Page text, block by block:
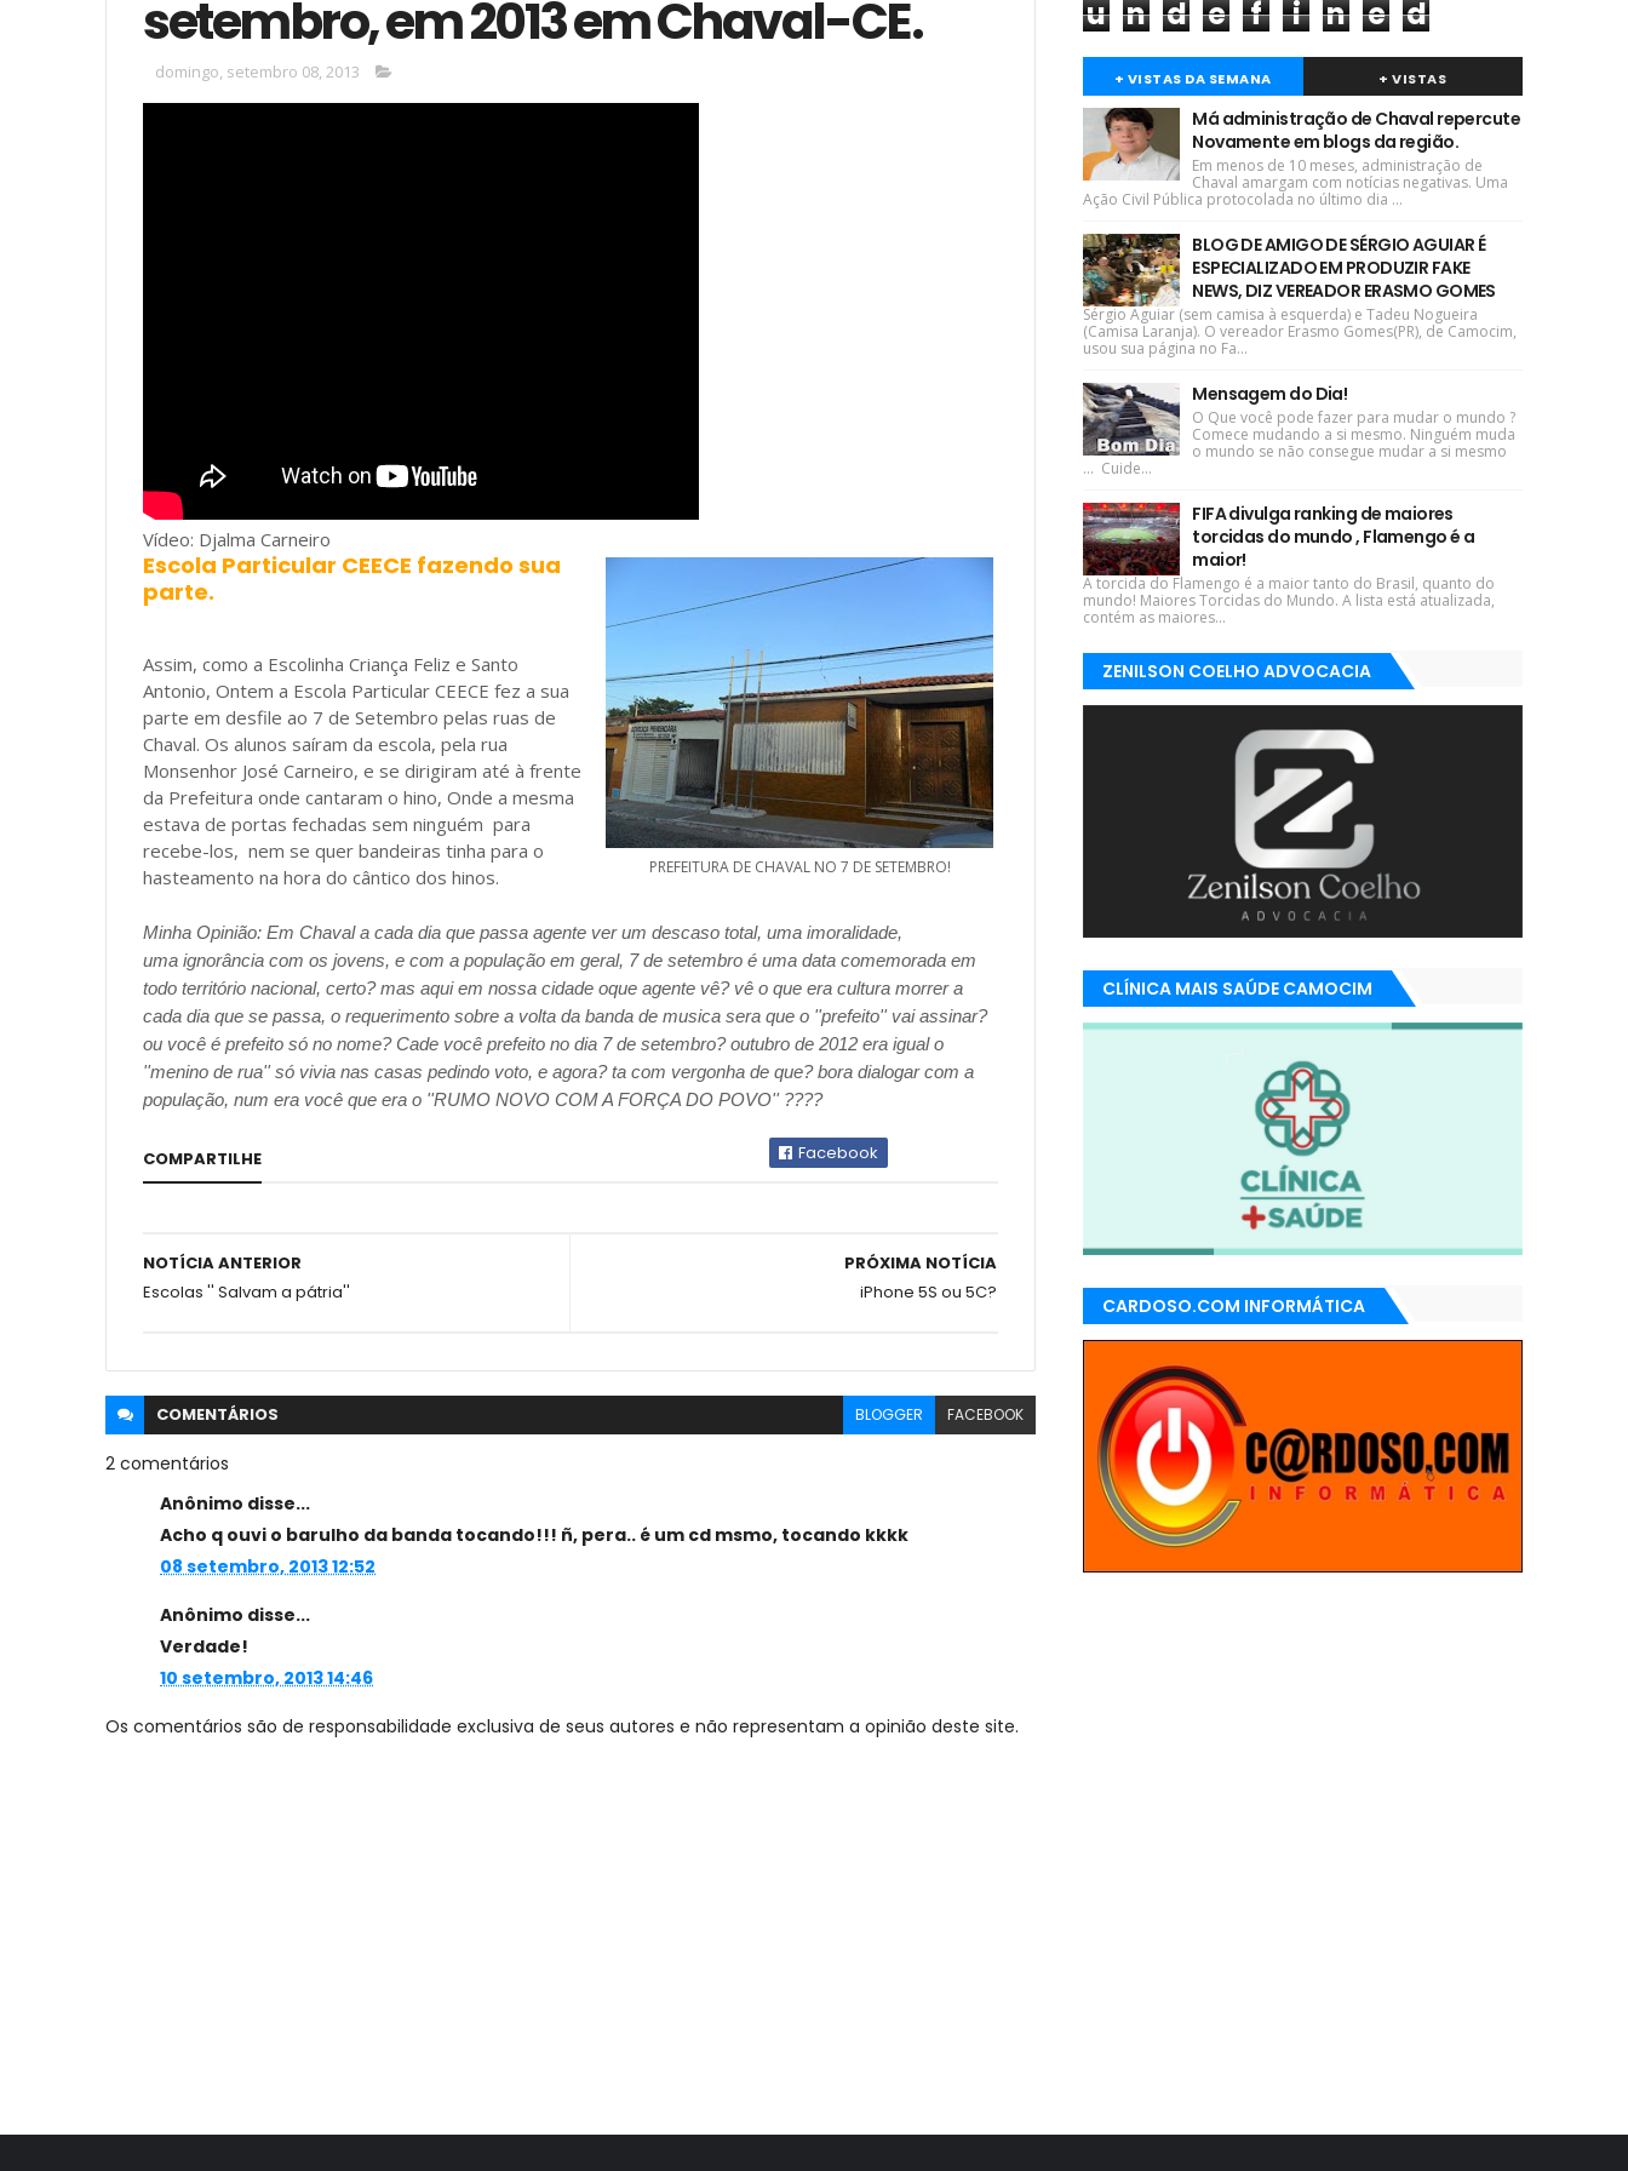
setembro, em 2013 em Chaval-CE.
domingo, setembro 08, 2013
Vídeo: Djalma Carneiro
PREFEITURA DE CHAVAL NO 7 DE SETEMBRO!
Escola Particular CEECE fazendo sua
parte.
Assim, como a Escolinha Criança Feliz e Santo
Antonio, Ontem a Escola Particular CEECE fez a sua
parte em desfile ao 7 de Setembro pelas ruas de
Chaval. Os alunos saíram da escola, pela rua
Monsenhor José Carneiro, e se dirigiram até à frente
da Prefeitura onde cantaram o hino, Onde a mesma
estava de portas fechadas sem ninguém para
recebe-los, nem se quer bandeiras tinha para o
hasteamento na hora do cântico dos hinos.
Minha Opinião: Em Chaval a cada dia que passa agente ver um descaso total, uma imoralidade,
uma ignorância com os jovens, e com a população em geral, 7 de setembro é uma data comemorada em
todo território nacional, certo? mas aqui em nossa cidade oque agente vê? vê o que era cultura morrer a
cada dia que se passa, o requerimento sobre a volta da banda de musica sera que o ''prefeito'' vai assinar?
ou você é prefeito só no nome? Cade você prefeito no dia 7 de setembro? outubro de 2012 era igual o
''menino de rua'' só vivia nas casas pedindo voto, e agora? ta com vergonha de que? bora dialogar com a
população, num era você que era o ''RUMO NOVO COM A FORÇA DO POVO'' ????
COMPARTILHE Facebook
PRÓXIMA NOTÍCIA
iPhone 5S ou 5C?
NOTÍCIA ANTERIOR
Escolas '' Salvam a pátria''
COMENTÁRIOS BLOGGER FACEBOOK
2 comentários
Anônimo disse...
Acho q ouvi o barulho da banda tocando!!! ñ, pera.. é um cd msmo, tocando kkkk
08 setembro, 2013 12:52
Anônimo disse...
Verdade!
10 setembro, 2013 14:46
Os comentários são de responsabilidade exclusiva de seus autores e não representam a opinião deste site.
u n d e f i n e d
+ VISTAS DA SEMANA + VISTAS
Má administração de Chaval repercute
Novamente em blogs da região.
Em menos de 10 meses, administração de
Chaval amargam com notícias negativas. Uma
Ação Civil Pública protocolada no último dia ...
BLOG DE AMIGO DE SÉRGIO AGUIAR É
ESPECIALIZADO EM PRODUZIR FAKE
NEWS, DIZ VEREADOR ERASMO GOMES
Sérgio Aguiar (sem camisa à esquerda) e Tadeu Nogueira
(Camisa Laranja). O vereador Erasmo Gomes(PR), de Camocim,
usou sua página no Fa...
Mensagem do Dia!
O Que você pode fazer para mudar o mundo ?
Comece mudando a si mesmo. Ninguém muda
o mundo se não consegue mudar a si mesmo
... Cuide...
FIFA divulga ranking de maiores
torcidas do mundo , Flamengo é a
maior!
A torcida do Flamengo é a maior tanto do Brasil, quanto do
mundo! Maiores Torcidas do Mundo. A lista está atualizada,
contém as maiores...
ZENILSON COELHO ADVOCACIA
CLÍNICA MAIS SAÚDE CAMOCIM
CARDOSO.COM INFORMÁTICA